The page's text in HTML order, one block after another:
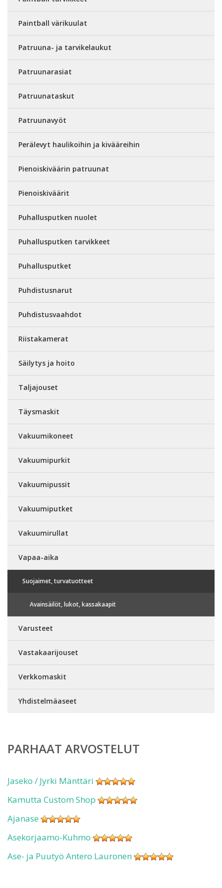
Paintball värikuulat
Patruuna- ja tarvikelaukut
Patruunarasiat
Patruunataskut
Patruunavyöt
Perälevyt haulikoihin ja kivääreihin
Pienoiskiväärin patruunat
Pienoiskiväärit
Puhallusputken nuolet
Puhallusputken tarvikkeet
Puhallusputket
Puhdistusnarut
Puhdistusvaahdot
Riistakamerat
Säilytys ja hoito
Taljajouset
Täysmaskit
Vakuumikoneet
Vakuumipurkit
Vakuumipussit
Vakuumiputket
Vakuumirullat
Vapaa-aika
Suojaimet, turvatuotteet
Avainsäilöt, lukot, kassakaapit
Varusteet
Vastakaarijouset
Verkkomaskit
Yhdistelmäaseet
PARHAAT ARVOSTELUT
Jaseko / Jyrki Mänttäri
Kamutta Custom Shop
Ajanase
Asekorjaamo-Kuhmo
Ase- ja Puutyö Antero Lauronen